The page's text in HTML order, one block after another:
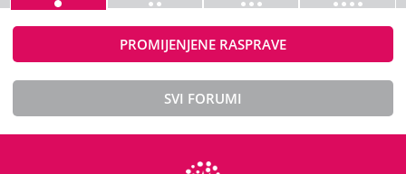
PROMIJENJENE RASPRAVE
SVI FORUMI